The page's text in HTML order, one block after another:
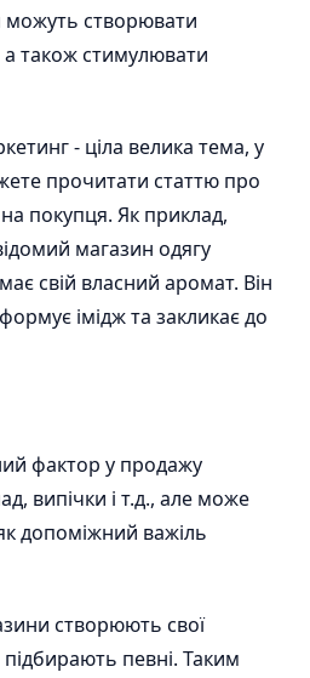
можуть створювати
а також стимулювати
- ціла велика тема, у
прочитати статтю про
покупця. Як приклад,
магазин одягу
свій власний аромат. Він
імідж та закликає до
фактор у продажу
випічки і т.д., але може
допоміжний важіль
створюють свої
певні. Таким